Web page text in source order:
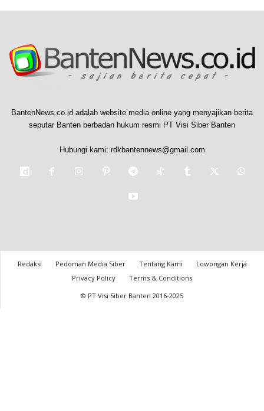
BantenNews.co.id adalah website media online yang menyajikan berita
seputar Banten berbadan hukum resmi PT Visi Siber Banten
Hubungi kami: rdkbantennews@gmail.com
Redaksi Pedoman Media Siber Tentang Kami
Lowongan Kerja
Privacy Policy
Terms & Conditions
© PT Visi Siber Banten 2016-2025